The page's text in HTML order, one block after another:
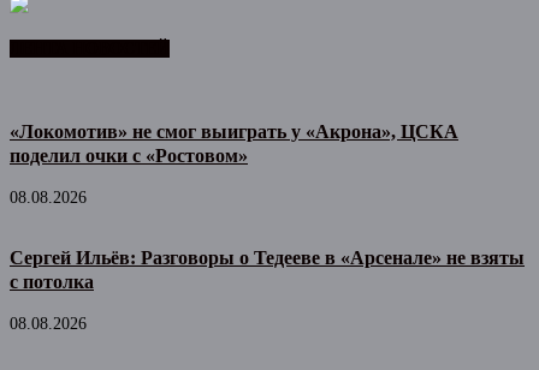
«Локомотив» не смог выиграть у «Акрона», ЦСКА
поделил очки с «Ростовом»
08.08.2026
Сергей Ильёв: Разговоры о Тедееве в «Арсенале» не взяты
с потолка
08.08.2026